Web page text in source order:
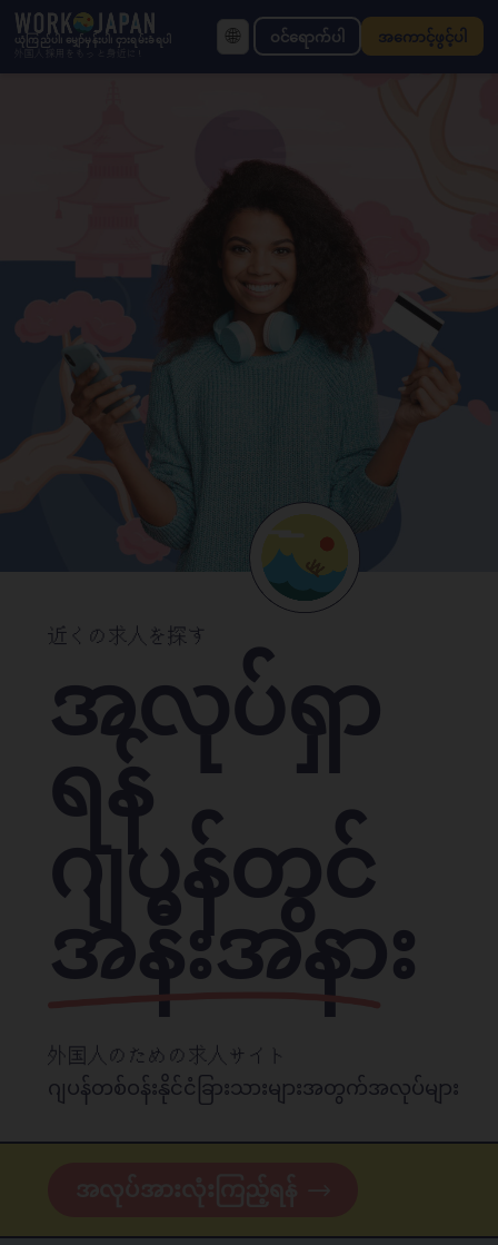
ယုံကြည်ပါ၊ မျှော်မှန်းပါ၊ ငှားရမ်းခံရပါ
🌐 ဝင်ရောက်ပါ အကောင့်ဖွင့်ပါ
近くの求人を探す
အလုပ်ရှာ
ရန်
ဂျပန်တွင်
အနီးအနား
外国人のための求人サイト
ဂျပန်တစ်ဝန်းနိုင်ငံခြားသားများအတွက်အလုပ်များ